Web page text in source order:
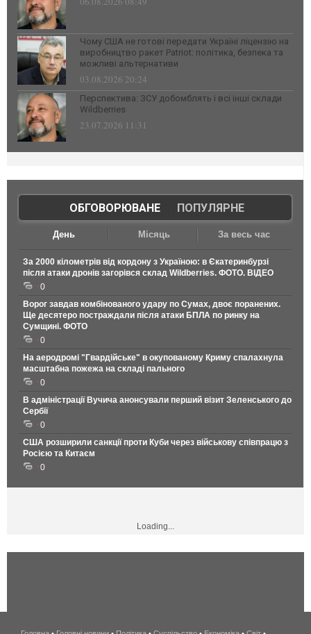
Чому США не готові передати Україні ліцензію на
виробництво ракет Patriot: політика, безпека та
можливі альтернативи
03.08.2026 20:24
Перспектива: ЗСУ добомблять і всі інші склади
Wildberries
23.07.2026 11:31
ОБГОВОРЮВАНЕ| ПОПУЛЯРНЕ
День Місяць За весь час
За 2000 кілометрів від кордону з Україною: в Єкатеринбурзі
після атаки дронів загорівся склад Wildberries. ФОТО. ВІДЕО
0
Ворог завдав комбінованого удару по Сумах, двоє поранених.
Ще десятеро постраждали після атаки БПЛА по ринку на
Сумщині. ФОТО
0
На аеродромі "Гвардійське" в окупованому Криму спалахнула
масштабна пожежа на складі пального
0
В адміністрації Вучича анонсували перший візит Зеленського до
Сербії
0
США розширили санкції проти Куби через військову співпрацю з
Росією та Китаєм
0
Loading...